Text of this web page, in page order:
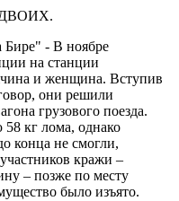
- В ноябре
на станции
и женщина. Вступив
они решили
грузового поезда.
кг лома, однако
конца не смогли,
кражи –
– позже по месту
было изъято.